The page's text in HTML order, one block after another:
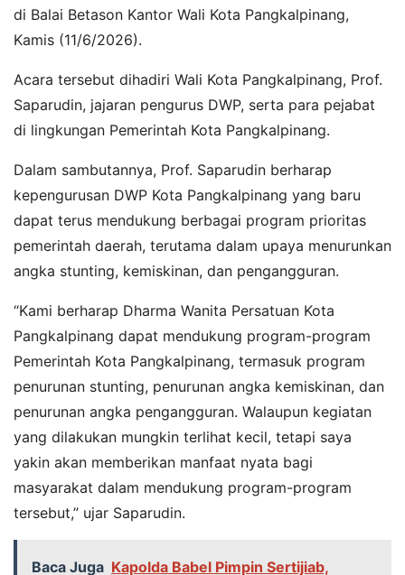
di Balai Betason Kantor Wali Kota Pangkalpinang,
Kamis (11/6/2026).
Acara tersebut dihadiri Wali Kota Pangkalpinang, Prof.
Saparudin, jajaran pengurus DWP, serta para pejabat
di lingkungan Pemerintah Kota Pangkalpinang.
Dalam sambutannya, Prof. Saparudin berharap
kepengurusan DWP Kota Pangkalpinang yang baru
dapat terus mendukung berbagai program prioritas
pemerintah daerah, terutama dalam upaya menurunkan
angka stunting, kemiskinan, dan pengangguran.
“Kami berharap Dharma Wanita Persatuan Kota
Pangkalpinang dapat mendukung program-program
Pemerintah Kota Pangkalpinang, termasuk program
penurunan stunting, penurunan angka kemiskinan, dan
penurunan angka pengangguran. Walaupun kegiatan
yang dilakukan mungkin terlihat kecil, tetapi saya
yakin akan memberikan manfaat nyata bagi
masyarakat dalam mendukung program-program
tersebut,” ujar Saparudin.
Baca Juga Kapolda Babel Pimpin Sertijiab,